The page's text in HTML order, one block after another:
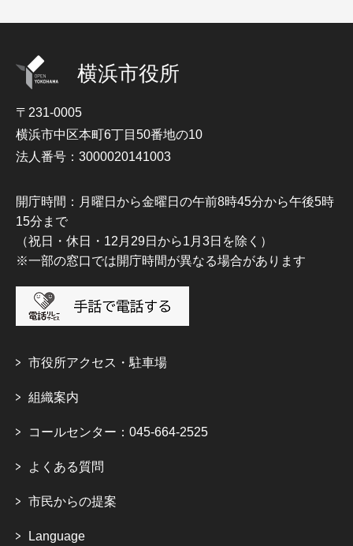
横浜市役所
〒231-0005
横浜市中区本町6丁目50番地の10
法人番号：3000020141003
開庁時間：月曜日から金曜日の午前8時45分から午後5時
15分まで
（祝日・休日・12月29日から1月3日を除く）
※一部の窓口では開庁時間が異なる場合があります
市役所アクセス・駐車場
組織案内
コールセンター：045-664-2525
よくある質問
市民からの提案
Language